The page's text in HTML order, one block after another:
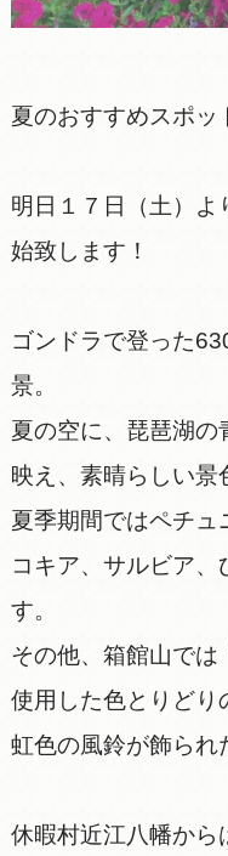
夏のおすすめスポッ
明日１７日（土）よ
始致します！
ゴンドラで登った
景。
夏の空に、琵琶湖
映え、素晴らしい景
夏季期間ではペチ
コキア、サルビア、
す。
その他、箱館山では
使用した色とりどり
虹色の風鈴が飾ら
休暇村近江八幡から